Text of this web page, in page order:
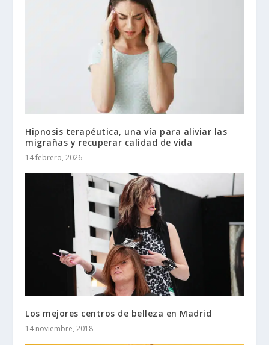
Hipnosis terapéutica, una vía para aliviar las
migrañas y recuperar calidad de vida
14 febrero, 2026
Los mejores centros de belleza en Madrid
14 noviembre, 2018